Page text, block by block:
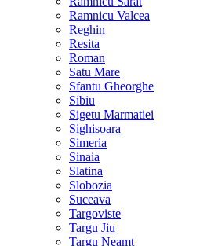
Ramnicu Valcea
Reghin
Resita
Roman
Satu Mare
Sfantu Gheorghe
Sibiu
Sigetu Marmatiei
Sighisoara
Simeria
Sinaia
Slatina
Slobozia
Suceava
Targoviste
Targu Jiu
Targu Neamt